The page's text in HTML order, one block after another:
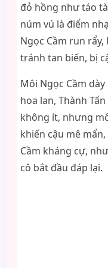
đỏ hồng như táo
núm vú là điểm
Ngọc Cầm run
tránh tan biến, bị
Môi Ngọc Cầm
hoa lan, Thành
không ít, nhưng
khiến cậu mê
Cầm kháng cự,
cô bắt đầu đáp lại.